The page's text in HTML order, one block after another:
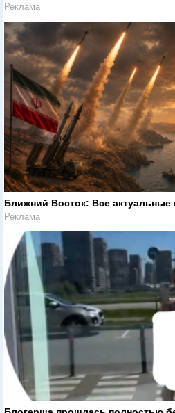
Реклама
Ближний Восток: Все актуальные
Реклама